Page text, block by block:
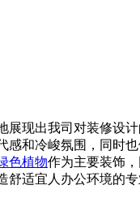
现出我司对装修设
和冷峻氛围，同时
色植物作为主要装饰
适宜人办公环境的专